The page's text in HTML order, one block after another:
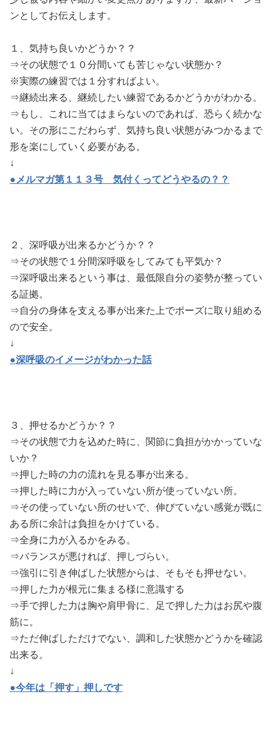
ンとしてお伝えします。
１、気持ち良いかどうか？？
⇒その状態で１０分間いても苦じゃない状態か？
※実際の練習では１分すればよい。
⇒継続出来る、継続したい練習であるかどうかがわかる。
⇒もし、これに当てはまらないのであれば、恐らく続かな
い。その形にこだわらず、気持ち良い状態がみつかるまで
形を楽にしていく必要がある。
↓
●メルマガ第１１３号 気付くってどうやるの？？
２、深呼吸が出来るかどうか？？
⇒その状態で１分間深呼吸をしてみても平気か？
⇒深呼吸出来るという事は、最低限自分の姿勢が整ってい
る証拠。
⇒自分の身体を支える事が出来た上でポーズに取り組める
ので安全。
↓
●深呼吸のイメージがわかった話
３、押せるかどうか？？
⇒その状態で力を込めた時に、関節に負担がかかっていな
いか？
⇒押した時の力の流れを見る事が出来る。
⇒押した時に力が入っていない所が使っていない所。
⇒その使っていない所のせいで、伸びていない感覚が既に
ある所に余計は負担をかけている。
⇒全身に力が入るかをみる。
⇒バランスが悪ければ、押しづらい。
⇒強引に引き伸ばした状態からは、そもそも押せない。
⇒押した力が根元に集まる様に意識する
⇒手で押した力は胸や肩甲骨に、足で押した力はお尻や腹
筋に。
⇒ただ伸ばしただけでない、調和した状態かどうかを確認
出来る。
↓
●今年は「押す」押しです